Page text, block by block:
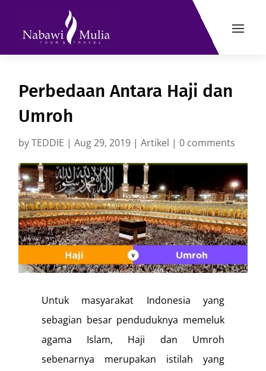
Perbedaan Antara Haji dan
Umroh
byTEDDIE |Aug 29, 2019 |Artikel |0 comments
Untuk masyarakat Indonesia yang
sebagian besar penduduknya memeluk
agama Islam, Haji dan Umroh
sebenarnya merupakan istilah yang